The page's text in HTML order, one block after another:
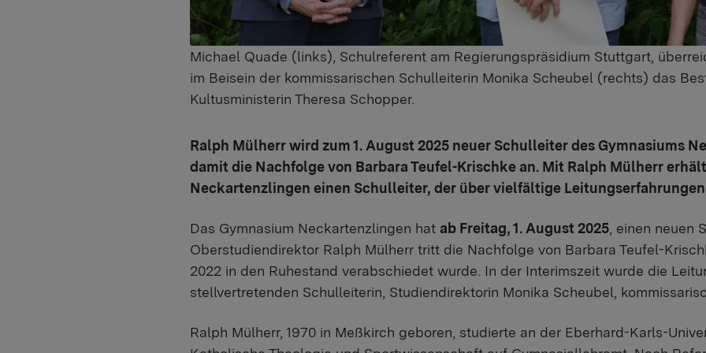
Michael Quade (links), Schulreferent am Regierungspräsidium Stuttgart,
im Beisein der kommissarischen Schulleiterin Monika Scheubel (rechts) das
Kultusministerin Theresa Schopper.
Ralph Mülherr wird zum 1. August 2025 neuer Schulleiter des Gymnasiums
damit die Nachfolge von Barbara Teufel-Krischke an. Mit Ralph Mülherr
Neckartenzlingen einen Schulleiter, der über vielfältige
Das Gymnasium Neckartenzlingen hat ab Freitag, 1. August 2025, einen neuen
Oberstudiendirektor Ralph Mülherr tritt die Nachfolge von Barbara Teufel-
2022 in den Ruhestand verabschiedet wurde. In der Interimszeit wurde die
stellvertretenden Schulleiterin, Studiendirektorin Monika Scheubel,
Ralph Mülherr, 1970 in Meßkirch geboren, studierte an der Eberhard-Karls-